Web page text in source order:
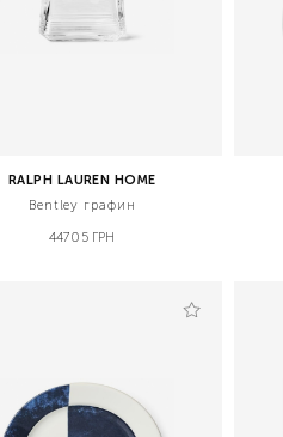
RALPH LAUREN HOME
Bentley графин
44705 ГРН